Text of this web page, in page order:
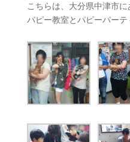
こちらは、大分県中津市
パピー教室とパピーパーテ